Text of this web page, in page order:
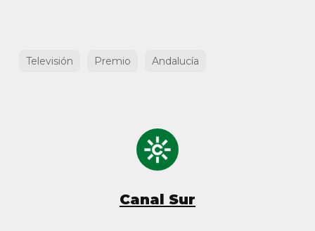
Televisión Premio Andalucía
Canal Sur